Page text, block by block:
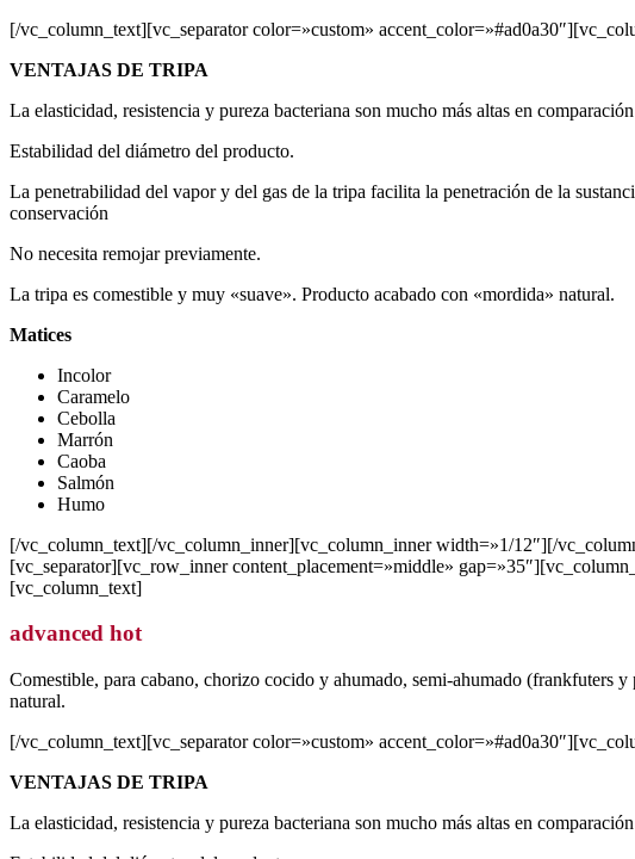
[/vc_column_text][vc_separator color=»custom»
VENTAJAS DE TRIPA
La elasticidad, resistencia y pureza bacteriana son mucho más altas en
Estabilidad del diámetro del producto.
La penetrabilidad del vapor y del gas de la tripa facilita la penetración de la
conservación
No necesita remojar previamente.
La tripa es comestible y muy «suave». Producto acabado con «mordida» natural.
Matices
Incolor
Caramelo
Cebolla
Marrón
Caoba
Salmón
Humo
[/vc_column_text][/vc_column_inner][vc_column_inner width=»1/12″][/
[vc_separator][vc_row_inner content_placement=»middle»
[vc_column_text]
advanced hot
Comestible, para cabano, chorizo cocido y ahumado, semi-ahumado (frankfuters
natural.
[/vc_column_text][vc_separator color=»custom»
VENTAJAS DE TRIPA
La elasticidad, resistencia y pureza bacteriana son mucho más altas en